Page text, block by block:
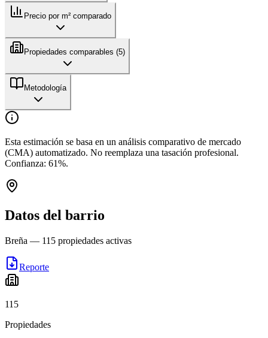
Precio por m² comparado
Propiedades comparables (5)
Metodología
Esta estimación se basa en un análisis comparativo de mercado
(CMA) automatizado. No reemplaza una tasación profesional.
Confianza: 61%.
Datos del barrio
Breña — 115 propiedades activas
Reporte
115
Propiedades